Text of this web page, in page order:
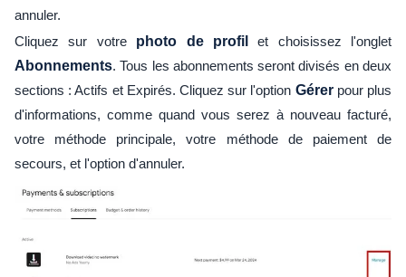
annuler.
Cliquez sur votre photo de profil
et choisissez l'onglet
Abonnements. Tous les abonnements seront divisés en deux
sections : Actifs et Expirés. Cliquez sur l'option Gérerpour plus
d'informations, comme quand vous serez à nouveau facturé,
votre méthode principale, votre méthode de paiement de
secours, et l'option d'annuler.